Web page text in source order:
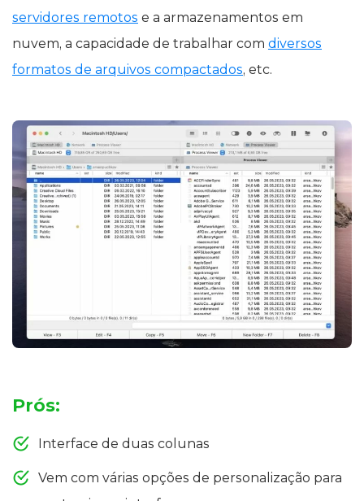
servidores remotos e a armazenamentos em
nuvem, a capacidade de trabalhar com diversos
formatos de arquivos compactados, etc.
Prós:
Interface de duas colunas
Vem com várias opções de personalização para